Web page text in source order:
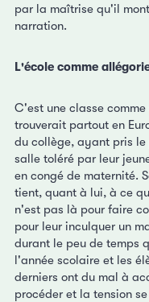
par la maîtrise qu'il
narration.
L'école comme
C'est une classe
trouverait partout en
du collège, ayant pris
salle toléré par leur
en congé de maternité.
tient, quant à lui, à ce
n'est pas là pour faire
pour leur inculquer un
durant le peu de temps
l'année scolaire et les
derniers ont du mal à
procéder et la tension